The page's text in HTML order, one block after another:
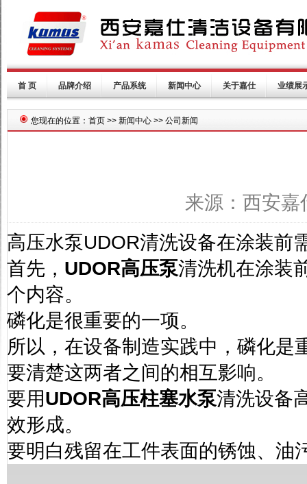
首 页 品牌介绍 产品系统 新闻中心 关于嘉仕 业绩展
您现在的位置：首页 >> 新闻中心 >> 公司新闻
来源：西安
高压水泵UDOR清洗设备在涂装前
首先， UDOR高压泵清洗机在涂装
个内容。
磷化是很重要的一项。
所以，在设备制造实践中，磷化是
要清楚这两者之间的相互影响。
要用UDOR高压柱塞水泵清洗设备
效形成。
要明白残留在工件表面的锈蚀、油